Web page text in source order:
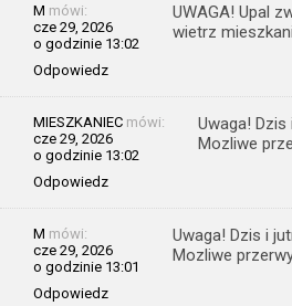
M mówi:
cze 29, 2026
o godzinie 13:02
Odpowiedz
UWAGA! Upal
wietrz
MIESZKANIEC mówi:
cze 29, 2026
o godzinie 13:02
Odpowiedz
Uwaga!
Mozliwe
M mówi:
cze 29, 2026
o godzinie 13:01
Odpowiedz
Uwaga! Dzis i
Mozliwe